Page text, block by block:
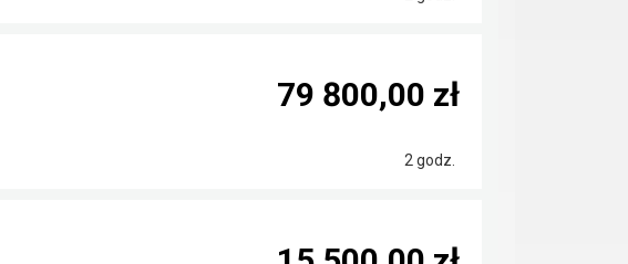
2 godz.
79 800,00 zł